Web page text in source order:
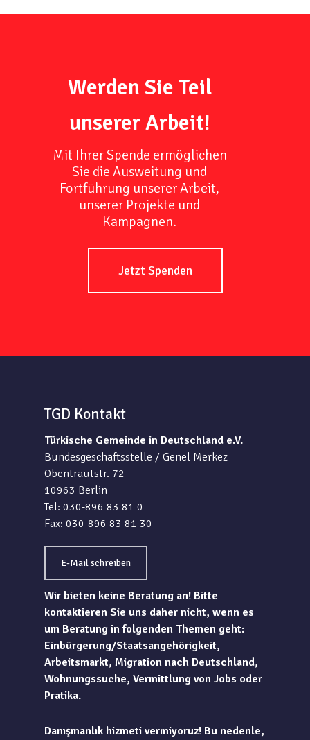
Werden Sie Teil
unserer Arbeit!
Mit Ihrer Spende ermöglichen
Sie die Ausweitung und
Fortführung unserer Arbeit,
unserer Projekte und
Kampagnen.
Jetzt Spenden
TGD Kontakt
Türkische Gemeinde in Deutschland e.V.
Bundesgeschäftsstelle / Genel Merkez
Obentrautstr. 72
10963 Berlin
Tel: 030-896 83 81 0
Fax: 030-896 83 81 30
E-Mail schreiben
Wir bieten keine Beratung an! Bitte
kontaktieren Sie uns daher nicht, wenn es
um Beratung in folgenden Themen geht:
Einbürgerung/Staatsangehörigkeit,
Arbeitsmarkt, Migration nach Deutschland,
Wohnungssuche, Vermittlung von Jobs oder
Pratika.
Danışmanlık hizmeti vermiyoruz! Bu nedenle,